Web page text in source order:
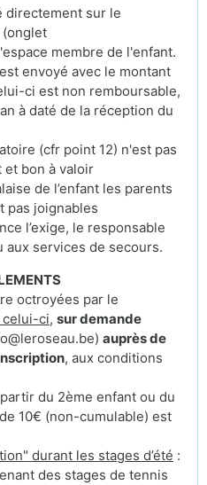
directement sur le
membre de l'enfant.
envoyé avec le montant
ci est non remboursable,
à daté de la réception du
(cfr point 12) n'est pas
et bon à valoir
de l’enfant les parents
pas joignables
l’exige, le responsable
aux services de secours.
octroyées par le
celui-ci, sur demande
auprès de
, aux conditions
du 2ème enfant ou du
10€ (non-cumulable) est
durant les stages d’été :
des stages de tennis